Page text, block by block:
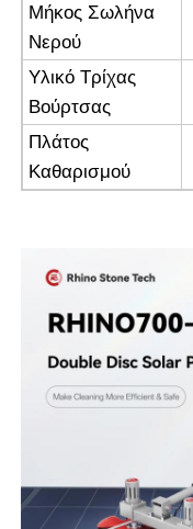
Μήκος Σωλήνα
Νερού
Υλικό Τρίχας
Βούρτσας
Πλάτος
Καθαρισμού